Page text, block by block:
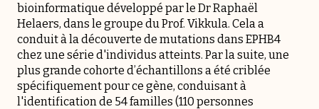
bioinformatique développé par le Dr Raphaël
Helaers, dans le groupe du Prof. Vikkula. Cela a
conduit à la découverte de mutations dans EPHB4
chez une série d'individus atteints. Par la suite, une
plus grande cohorte d’échantillons a été criblée
spécifiquement pour ce gène, conduisant à
l'identification de 54 familles (110 personnes